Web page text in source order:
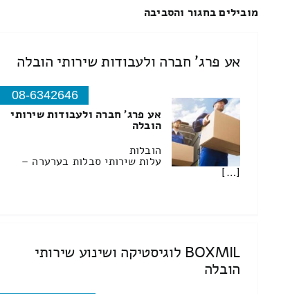
מובילים בחגור והסביבה
אע פרג' חברה ולעבודות שירותי הובלה
08-6342646
אע פרג' חברה ולעבודות שירותי
הובלה
הובלות
עלות שירותי סבלות בערערה –
[…]
BOXMIL לוגיסטיקה ושינוע שירותי
הובלה